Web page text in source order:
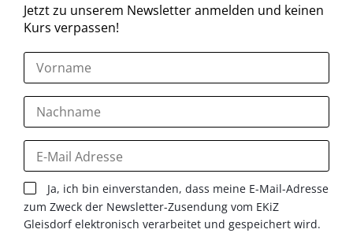
Jetzt zu unserem Newsletter anmelden und keinen
Kurs verpassen!
Ja, ich bin einverstanden, dass meine E-Mail-Adresse
zum Zweck der Newsletter-Zusendung vom EKiZ
Gleisdorf elektronisch verarbeitet und gespeichert wird.